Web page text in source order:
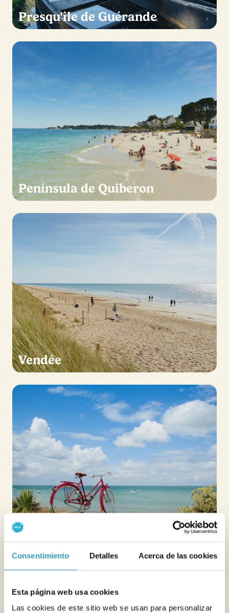
Consentimiento Detalles Acerca de las cookies
Esta página web usa cookies
Las cookies de este sitio web se usan para personalizar
Presqu'île de Guérande
Península de Quiberon
Vendée
Isla de Ré